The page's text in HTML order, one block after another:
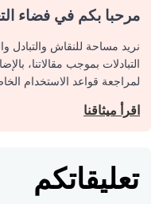
مرحبا بكم في فضاء
نريد مساحة للنقاش
التبادلات بموجب مقالاتنا،
لمراجعة قواعد الاستخدام
اقرأ ميثاقنا
تعليقاتكم